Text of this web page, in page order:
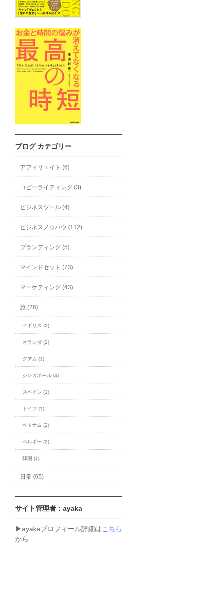
ブログ カテゴリー
アフィリエイト (6)
コピーライティング (3)
ビジネスツール (4)
ビジネスノウハウ (112)
ブランディング (5)
マインドセット (73)
マーケティング (43)
旅 (28)
イギリス (2)
オランダ (2)
グアム (1)
シンガポール (4)
スペイン (1)
ドイツ (1)
ベトナム (2)
ベルギー (2)
韓国 (1)
日常 (65)
サイト管理者：ayaka
▶︎ayakaプロフィール詳細はこちら
から